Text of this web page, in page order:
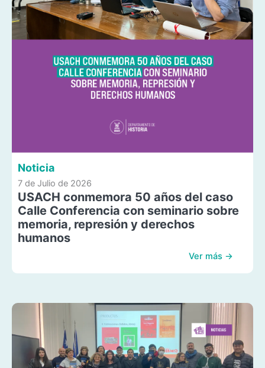
Noticia
7 de Julio de 2026
USACH conmemora 50 años del caso
Calle Conferencia con seminario sobre
memoria, represión y derechos
humanos
Ver más →